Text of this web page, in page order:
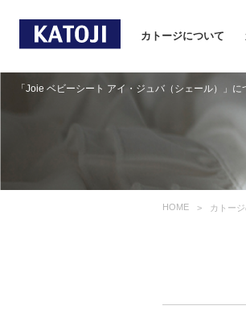
カトージについて
「Joie ベビーシート アイ・ジュバ（シェール）」
HOME カトー